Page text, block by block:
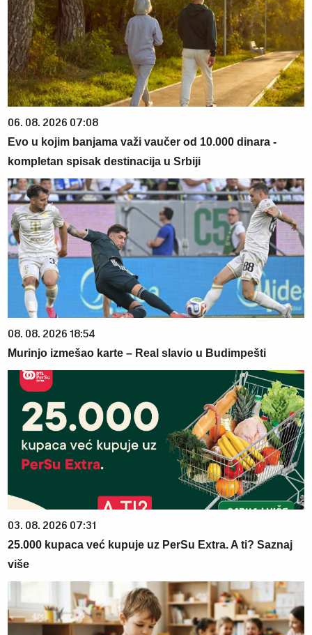
06. 08. 2026 07:08
Evo u kojim banjama važi vaučer od 10.000 dinara -
kompletan spisak destinacija u Srbiji
08. 08. 2026 18:54
Murinjo izmešao karte – Real slavio u Budimpešti
03. 08. 2026 07:31
25.000 kupaca već kupuje uz PerSu Extra. A ti? Saznaj
više